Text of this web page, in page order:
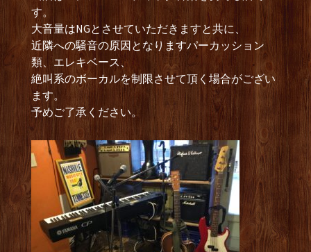
す。
大音量はNGとさせていただきますと共に、
近隣への騒音の原因となりますパーカッション
類、エレキベース、
絶叫系のボーカルを制限させて頂く場合がござい
ます。
予めご了承ください。